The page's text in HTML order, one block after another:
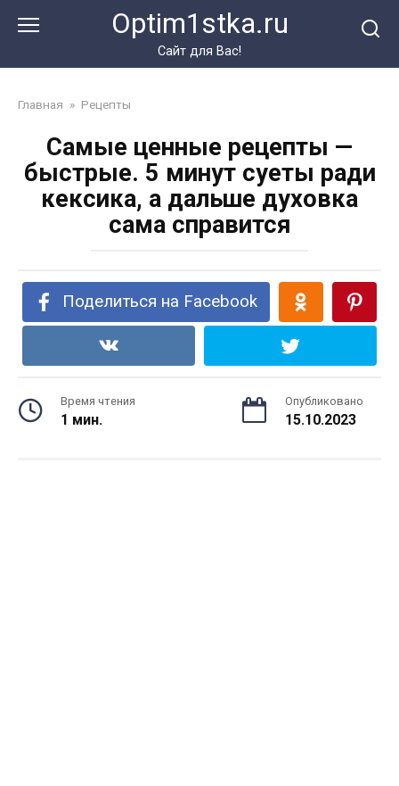
Optim1stka.ru
Сайт для Вас!
Главная » Рецепты
Самые ценные рецепты —
быстрые. 5 минут суеты ради
кексика, а дальше духовка
сама справится
Поделиться на Facebook
Время чтения
1 мин.
Опубликовано
15.10.2023